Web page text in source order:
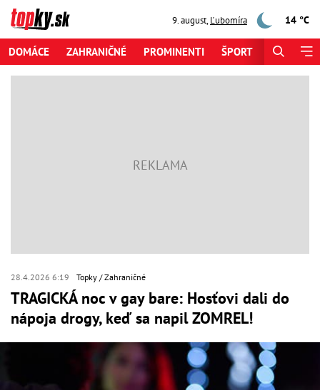
9. august,Ľubomíra 14 °C
DOMÁCE ZAHRANIČNÉ PROMINENTI ŠPORT
28.4.2026 6:19 Topky Zahraničné
TRAGICKÁ noc v gay bare: Hosťovi dali do
nápoja drogy, keď sa napil ZOMREL!